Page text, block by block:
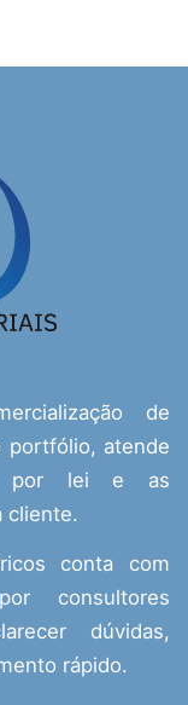
de
portfólio, atende
por lei e as
cliente.
conta com
consultores
dúvidas,
rápido.